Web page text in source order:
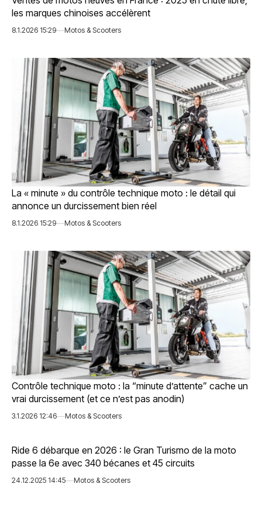
les marques chinoises accélèrent
8.1.2026 15:29 Motos & Scooters
La « minute » du contrôle technique moto : le détail qui
annonce un durcissement bien réel
8.1.2026 15:29 Motos & Scooters
Contrôle technique moto : la “minute d’attente” cache un
vrai durcissement (et ce n’est pas anodin)
3.1.2026 12:46 Motos & Scooters
Ride 6 débarque en 2026 : le Gran Turismo de la moto
passe la 6e avec 340 bécanes et 45 circuits
24.12.2025 14:45 Motos & Scooters